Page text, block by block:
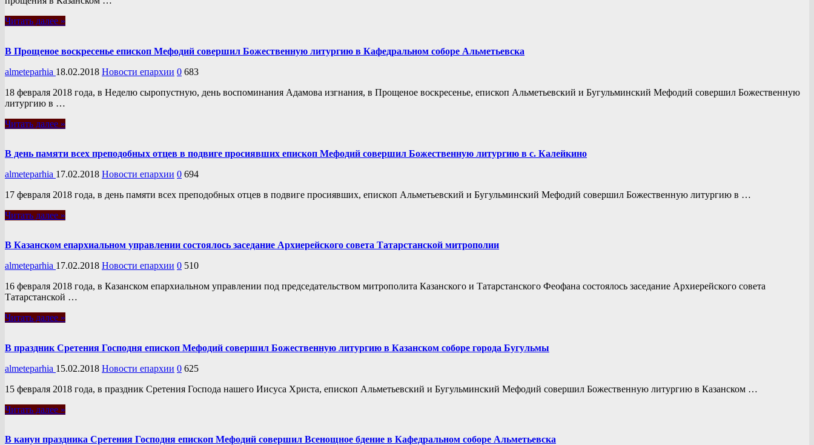
Читать далее »
В Прощеное воскресенье епископ Мефодий совершил Божественную литургию в Кафедральном соборе Альметьевска
almeteparhia 18.02.2018 Новости епархии 0 683
18 февраля 2018 года, в Неделю сыропустную, день воспоминания Адамова изгнания, в Прощеное воскресенье, епископ Альметьевский и Бугульминский Мефодий совершил Божественную
литургию в …
Читать далее »
В день памяти всех преподобных отцев в подвиге просиявших епископ Мефодий совершил Божественную литургию в с. Калейкино
almeteparhia 17.02.2018 Новости епархии 0 694
17 февраля 2018 года, в день памяти всех преподобных отцев в подвиге просиявших, епископ Альметьевский и Бугульминский Мефодий совершил Божественную литургию в …
Читать далее »
В Казанском епархиальном управлении состоялось заседание Архиерейского совета Татарстанской митрополии
almeteparhia 17.02.2018 Новости епархии 0 510
16 февраля 2018 года, в Казанском епархиальном управлении под председательством митрополита Казанского и Татарстанского Феофана состоялось заседание Архиерейского совета
Татарстанской …
Читать далее »
В праздник Сретения Господня епископ Мефодий совершил Божественную литургию в Казанском соборе города Бугульмы
almeteparhia 15.02.2018 Новости епархии 0 625
15 февраля 2018 года, в праздник Сретения Господа нашего Иисуса Христа, епископ Альметьевский и Бугульминский Мефодий совершил Божественную литургию в Казанском …
Читать далее »
В канун праздника Сретения Господня епископ Мефодий совершил Всенощное бдение в Кафедральном соборе Альметьевска